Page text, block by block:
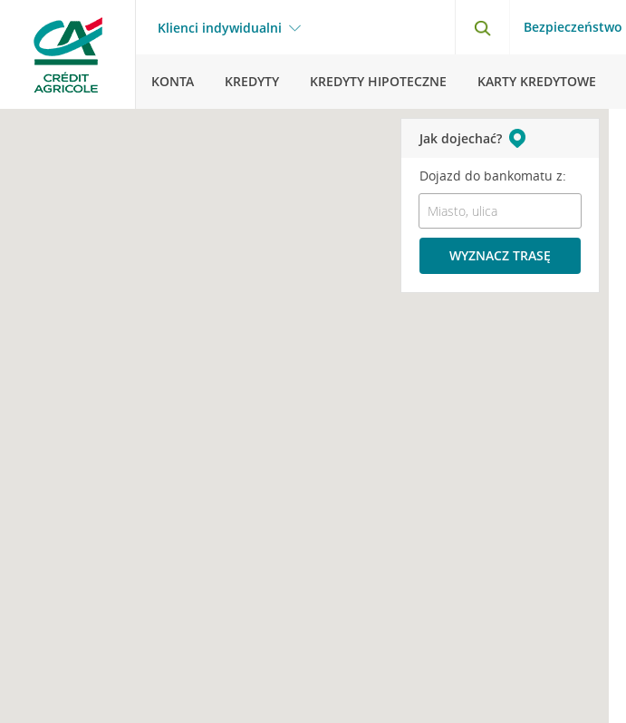
Klienci indywidualni Bezpieczeństwo
KONTA KREDYTY KREDYTY HIPOTECZNE KARTY KREDYTOWE
Jak dojechać?
Dojazd do bankomatu z:
WYZNACZ TRASĘ